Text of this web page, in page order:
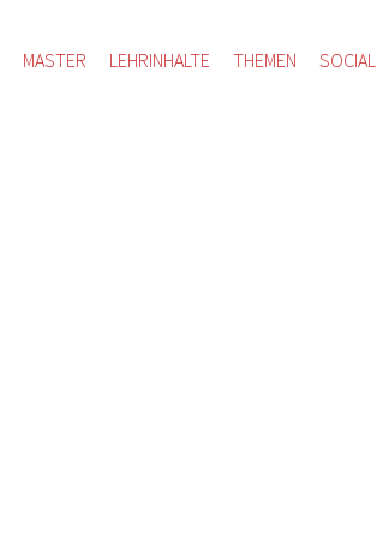
MASTER LEHRINHALTE THEMEN SOCIAL